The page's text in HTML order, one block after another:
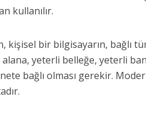
kullanılır.
kişisel bir bilgisayarın, bağlı
yeterli belleğe, yeterli
bağlı olması gerekir.